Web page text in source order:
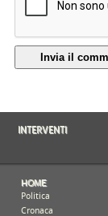
Invia il